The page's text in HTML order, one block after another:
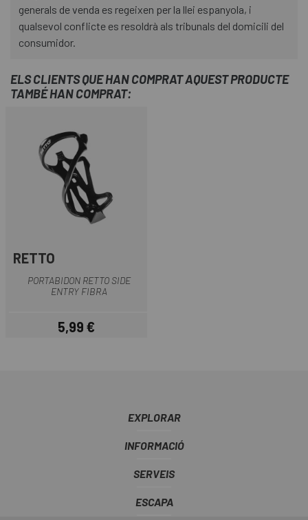
generals de venda es regeixen per la llei espanyola, i
qualsevol conflicte es resoldrà als tribunals del domicili del
consumidor.
ELS CLIENTS QUE HAN COMPRAT AQUEST PRODUCTE
TAMBÉ HAN COMPRAT:
RETTO
PORTABIDON RETTO SIDE
ENTRY FIBRA
Preu
5,99 €
EXPLORAR
INFORMACIÓ
SERVEIS
ESCAPA